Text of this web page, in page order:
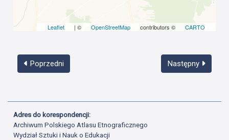
Leaflet | © OpenStreetMap contributors © CARTO
Poprzedni Następny
Adres do korespondencji:
Archiwum Polskiego Atlasu Etnograficznego
Wydział Sztuki i Nauk o Edukacji